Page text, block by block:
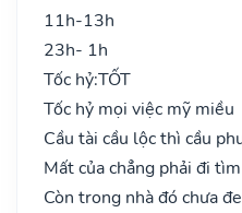
11h-13h
23h- 1h
Tốc hỷ:TỐT
Tốc hỷ mọi việc mỹ miều
Cầu tài cầu lộc thì cầu
Mất của chẳng phải đi tìm
Còn trong nhà đó chưa